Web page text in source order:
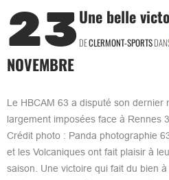
23
NOVEMBRE
Une belle
DECLERMONT-SPORTS
Le HBCAM 63 a disputé son dernier
largement imposées face à Rennes
Crédit photo : Panda photographie
et les Volcaniques ont fait plaisir à
saison. Une victoire qui fait du bien